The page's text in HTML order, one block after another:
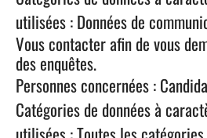
utilisées : Données de
Vous contacter afin de vous
des enquêtes.
Personnes concernées :
Catégories de données à